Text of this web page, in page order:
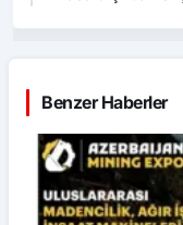
Benzer Haberler